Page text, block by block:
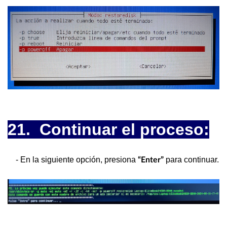
21. Continuar el proceso:
- En la siguiente opción, presiona “Enter” para continuar.